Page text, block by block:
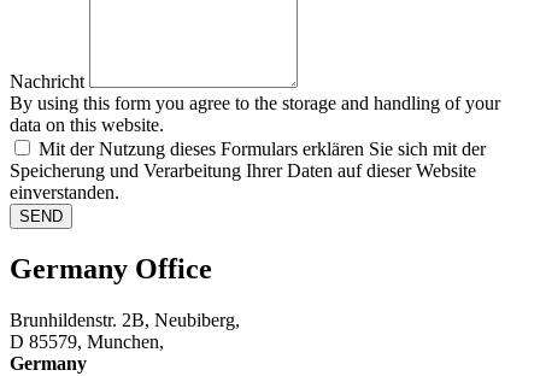
Nachricht
By using this form you agree to the storage and handling of your
data on this website.
Mit der Nutzung dieses Formulars erklären Sie sich mit der
Speicherung und Verarbeitung Ihrer Daten auf dieser Website
einverstanden.
SEND
Germany Office
Brunhildenstr. 2B, Neubiberg,
D 85579, Munchen,
Germany